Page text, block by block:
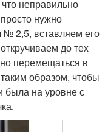
неправильно
нужно
№ 2,5, вставляем его
до тех
перемещаться в
образом, чтобы
была на уровне с